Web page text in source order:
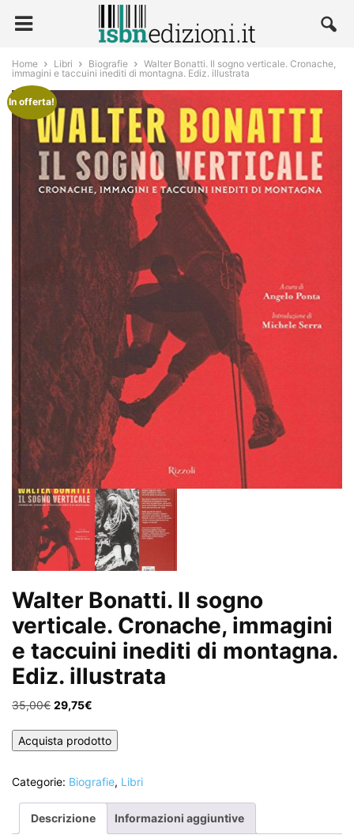
Home Libri Biografie
Walter Bonatti. Il sogno verticale. Cronache,
immagini e taccuini inediti di montagna. Ediz. illustrata
In offerta!
Walter Bonatti. Il sogno
verticale. Cronache, immagini
e taccuini inediti di montagna.
Ediz. illustrata
35,00€ Il
originale
era:
29,75€
attuale
è:
Acquista prodotto
Categorie: Biografie, Libri
Descrizione Informazioni aggiuntive